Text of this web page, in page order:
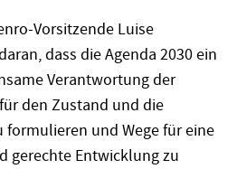
Vorsitzende Luise
dass die Agenda 2030 ein
Verantwortung der
den Zustand und die
formulieren und Wege für eine
gerechte Entwicklung zu